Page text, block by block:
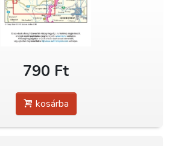
790 Ft
kosárba